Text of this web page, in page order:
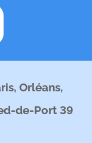
Orléans,
de-Port 39